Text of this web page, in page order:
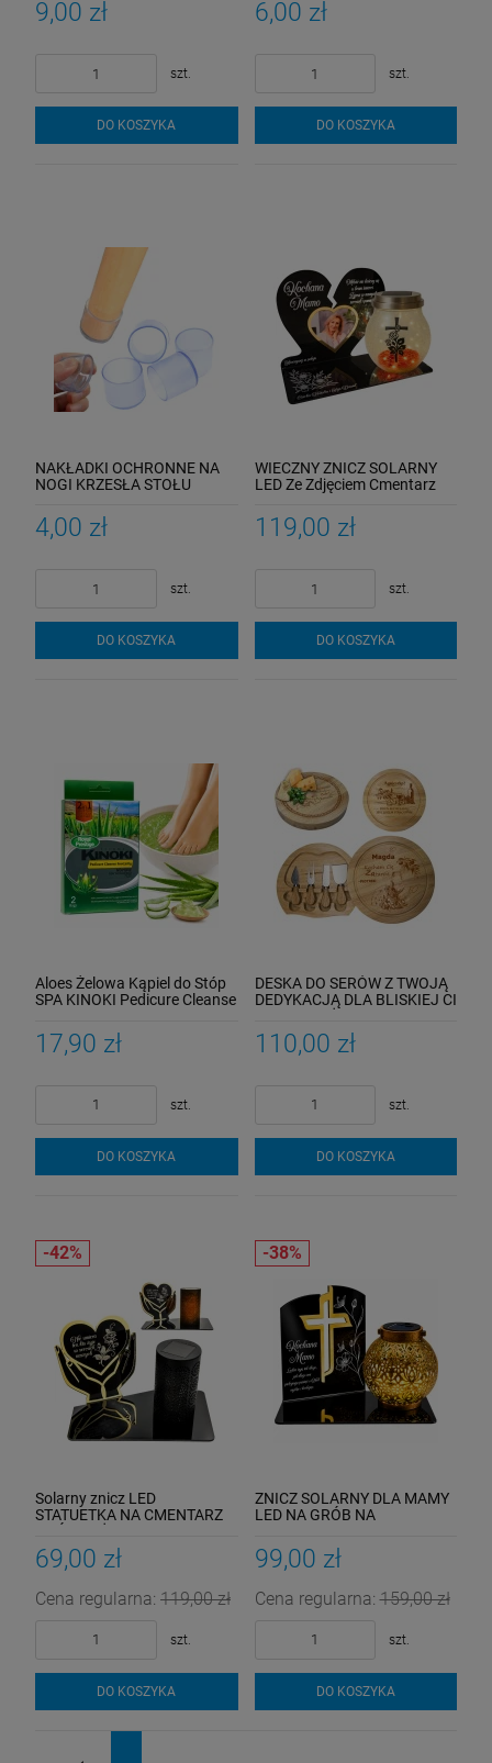
9,00 zł
szt.
DO KOSZYKA
6,00 zł
szt.
DO KOSZYKA
NAKŁADKI OCHRONNE NA
NOGI KRZESŁA STOŁU
4,00 zł
szt.
DO KOSZYKA
WIECZNY ZNICZ SOLARNY
LED Ze Zdjęciem Cmentarz
119,00 zł
szt.
DO KOSZYKA
Aloes Żelowa Kąpiel do Stóp
SPA KINOKI Pedicure Cleanse
17,90 zł
szt.
DO KOSZYKA
DESKA DO SERÓW Z TWOJĄ
DEDYKACJĄ DLA BLISKIEJ CI
110,00 zł
szt.
DO KOSZYKA
Solarny znicz LED
STATUETKA NA CMENTARZ
nagrobna
69,00 zł
Cena regularna: 119,00 zł
szt.
DO KOSZYKA
ZNICZ SOLARNY DLA MAMY
LED NA GRÓB NA
SOLARNA KULA
99,00 zł
Cena regularna:159,00 zł
szt.
DO KOSZYKA